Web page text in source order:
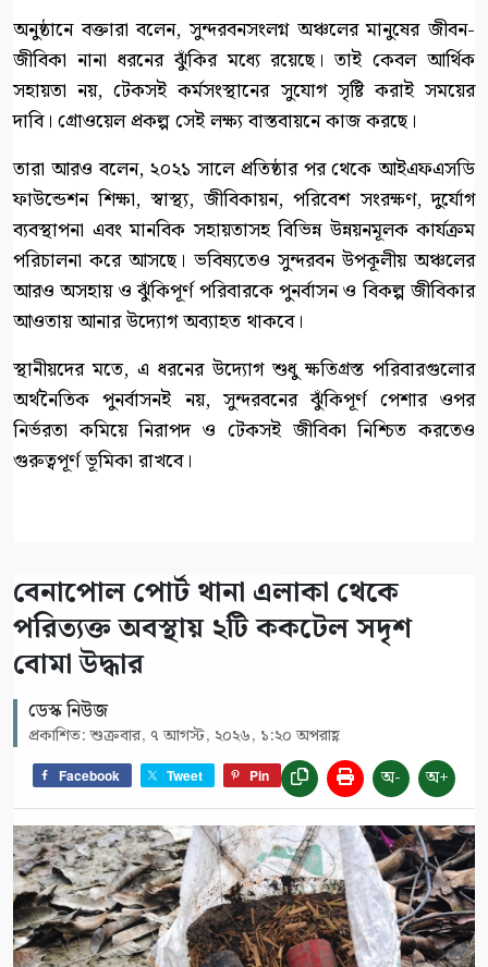
অনুষ্ঠানে বক্তারা বলেন, সুন্দরবনসংলগ্ন অঞ্চলের মানুষের জীবন-
জীবিকা নানা ধরনের ঝুঁকির মধ্যে রয়েছে। তাই কেবল আর্থিক
সহায়তা নয়, টেকসই কর্মসংস্থানের সুযোগ সৃষ্টি করাই সময়ের
দাবি। গ্রোওয়েল প্রকল্প সেই লক্ষ্য বাস্তবায়নে কাজ করছে।
তারা আরও বলেন, ২০২১ সালে প্রতিষ্ঠার পর থেকে আইএফএসডি
ফাউন্ডেশন শিক্ষা, স্বাস্থ্য, জীবিকায়ন, পরিবেশ সংরক্ষণ, দুর্যোগ
ব্যবস্থাপনা এবং মানবিক সহায়তাসহ বিভিন্ন উন্নয়নমূলক কার্যক্রম
পরিচালনা করে আসছে। ভবিষ্যতেও সুন্দরবন উপকূলীয় অঞ্চলের
আরও অসহায় ও ঝুঁকিপূর্ণ পরিবারকে পুনর্বাসন ও বিকল্প জীবিকার
আওতায় আনার উদ্যোগ অব্যাহত থাকবে।
স্থানীয়দের মতে, এ ধরনের উদ্যোগ শুধু ক্ষতিগ্রস্ত পরিবারগুলোর
অর্থনৈতিক পুনর্বাসনই নয়, সুন্দরবনের ঝুঁকিপূর্ণ পেশার ওপর
নির্ভরতা কমিয়ে নিরাপদ ও টেকসই জীবিকা নিশ্চিত করতেও
গুরুত্বপূর্ণ ভূমিকা রাখবে।
বেনাপোল পোর্ট থানা এলাকা থেকে
পরিত্যক্ত অবস্থায় ২টি ককটেল সদৃশ
বোমা উদ্ধার
ডেস্ক নিউজ
প্রকাশিত: শুক্রবার, ৭ আগস্ট, ২০২৬, ১:২০ অপরাহ্ণ
Facebook Tweet Pin অ- অ+